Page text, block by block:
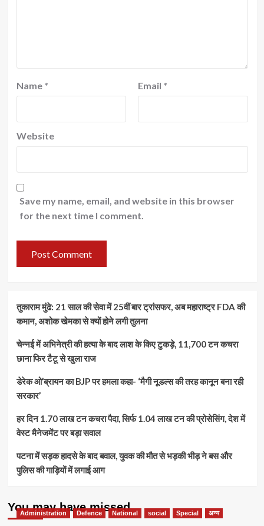
Name * Email *
Website
Save my name, email, and website in this browser
for the next time I comment.
तुकाराम मुंढे: 21 साल की सेवा में 25वीं बार ट्रांसफर, अब महाराष्ट्र FDA की
कमान, अशोक खेमका से क्यों होने लगी तुलना
चेन्नई में अभिनेत्री की हत्या के बाद लाश के किए टुकड़े, 11,700 टन कचरा
छाना फिर टैटू से खुला राज
डेरेक ओ’ब्रायन का BJP पर हमला कहा- ‘मैगी नूडल्स की तरह कानून बना रही
सरकार’
हर दिन 1.70 लाख टन कचरा पैदा, सिर्फ 1.04 लाख टन की प्रोसेसिंग, देश में
वेस्ट मैनेजमेंट पर बड़ा सवाल
पटना में सड़क हादसे के बाद बवाल, युवक की मौत से भड़की भीड़ ने बस और
पुलिस की गाड़ियों में लगाई आग
You may have missed
Administration Defence National social Special अन्य